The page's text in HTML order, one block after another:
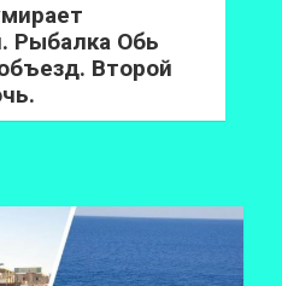
Рыбалка Обь
Второй